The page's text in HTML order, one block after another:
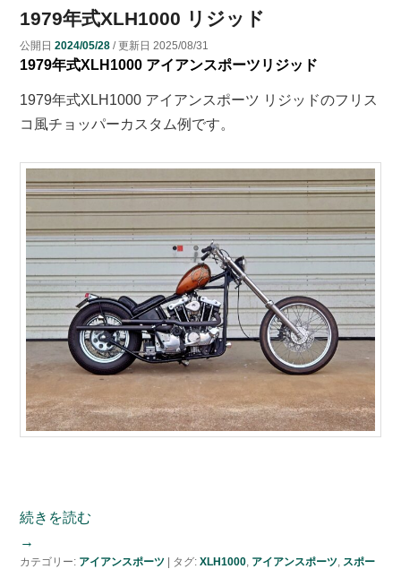
1979年式XLH1000 リジッド
公開日 2024/05/28/ 更新日 2025/08/31
1979年式XLH1000 アイアンスポーツリジッド
1979年式XLH1000 アイアンスポーツ リジッドのフリス
コ風チョッパーカスタム例です。
続きを読む
→
カテゴリー: アイアンスポーツ | タグ: XLH1000, アイアンスポーツ, スポー